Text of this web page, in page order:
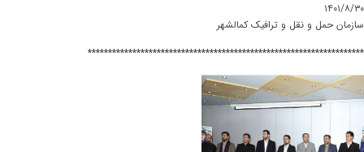
۱۴۰۱/۸/۳۰
سازمان حمل و نقل و ترافیک کمالشهر
********************************************************************